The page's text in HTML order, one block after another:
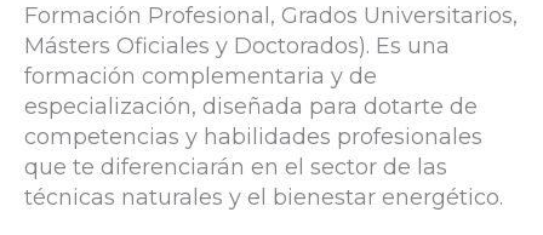
Formación Profesional, Grados Universitarios,
Másters Oficiales y Doctorados). Es una
formación complementaria y de
especialización, diseñada para dotarte de
competencias y habilidades profesionales
que te diferenciarán en el sector de las
técnicas naturales y el bienestar energético.